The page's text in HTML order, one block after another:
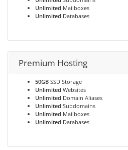
Unlimited Mailboxes
Unlimited Databases
Premium Hosting
50GB SSD Storage
Unlimited Websites
Unlimited Domain Aliases
Unlimited Subdomains
Unlimited Mailboxes
Unlimited Databases